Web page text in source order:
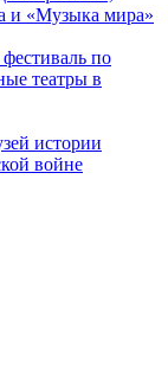
и «Музыка мира»
по
театры в
истории
войне